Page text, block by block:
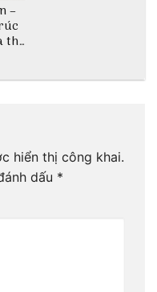
–
thế
hiển thị công khai.
dấu *